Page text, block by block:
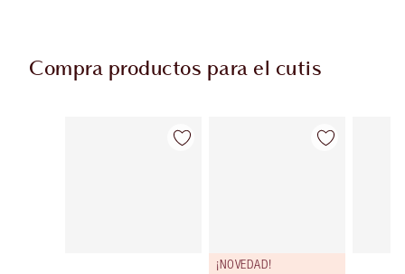
Compra productos para el cutis
Artículo 1 de 95 Artículo 2 de 95
¡NOVEDAD!